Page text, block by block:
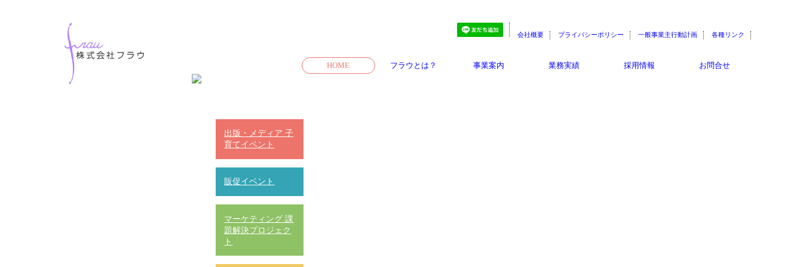
会社概要 プライバシーポリシー 一般事業主行動計画 各種リンク
HOME フラウとは？ 事業案内 業務実績 採用情報 お問合せ
出版・メディア 子
育てイベント
販促イベント
マーケティング 課
題解決プロジェク
ト